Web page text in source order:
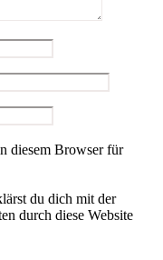
diesem Browser für
du dich mit der
durch diese Website